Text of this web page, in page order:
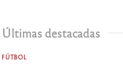
Últimas destacadas
FÚTBOL